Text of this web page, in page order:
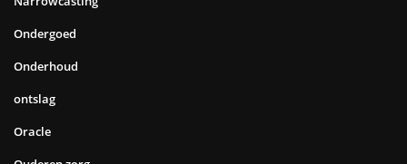
Ondergoed
Onderhoud
ontslag
Oracle